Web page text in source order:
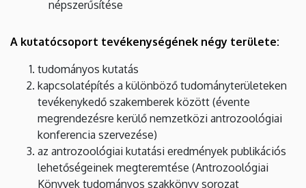
népszerűsítése
A kutatócsoport tevékenységének négy területe:
tudományos kutatás
kapcsolatépítés a különböző tudományterületeken
tevékenykedő szakemberek között (évente
megrendezésre kerülő nemzetközi antrozoológiai
konferencia szervezése)
az antrozoológiai kutatási eredmények publikációs
lehetőségeinek megteremtése (Antrozoológiai
Könyvek tudományos szakkönyv sorozat